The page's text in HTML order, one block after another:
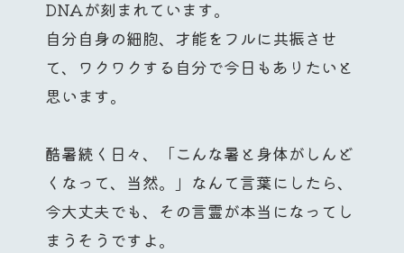
DNAが刻まれています。
自分自身の細胞、才能をフルに共振させ
て、ワクワクする自分で今日もありたいと
思います。
酷暑続く日々、「こんな暑と身体がしんど
くなって、当然。」なんて言葉にしたら、
今大丈夫でも、その言霊が本当になってし
まうそうですよ。